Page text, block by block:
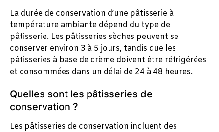
La durée de conservation d’une pâtisserie à
température ambiante dépend du type de
pâtisserie. Les pâtisseries sèches peuvent se
conserver environ 3 à 5 jours, tandis que les
pâtisseries à base de crème doivent être réfrigérées
et consommées dans un délai de 24 à 48 heures.
Quelles sont les pâtisseries de
conservation ?
Les pâtisseries de conservation incluent des